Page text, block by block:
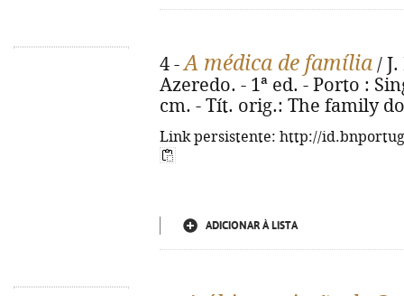
4 -A médica de família /
Azeredo. - 1ª ed. - Porto :
cm. - Tít. orig.: The family
Link persistente: http://
ADICIONAR À LISTA